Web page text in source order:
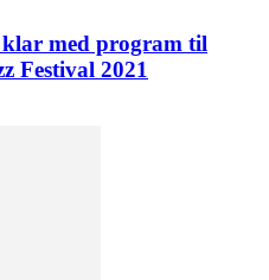
med program til
Festival 2021